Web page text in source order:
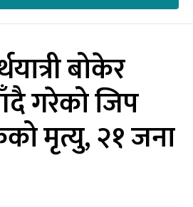
बोकेर
गरेको जिप
मृत्यु, २१ जना